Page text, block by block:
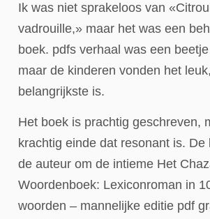
Ik was niet sprakeloos van
vadrouille,» maar het was een
boek. pdfs verhaal was een
maar de kinderen vonden het
belangrijkste is.
Het boek is prachtig geschreven,
krachtig einde dat resonant is. De
de auteur om de intieme Het
Woordenboek: Lexiconroman in
woorden – mannelijke editie pdf